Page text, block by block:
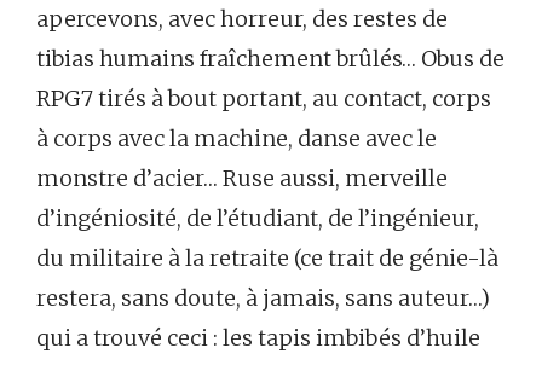
apercevons, avec horreur, des restes de
tibias humains fraîchement brûlés… Obus de
RPG7 tirés à bout portant, au contact, corps
à corps avec la machine, danse avec le
monstre d’acier… Ruse aussi, merveille
d’ingéniosité, de l’étudiant, de l’ingénieur,
du militaire à la retraite (ce trait de génie-là
restera, sans doute, à jamais, sans auteur…)
qui a trouvé ceci : les tapis imbibés d’huile